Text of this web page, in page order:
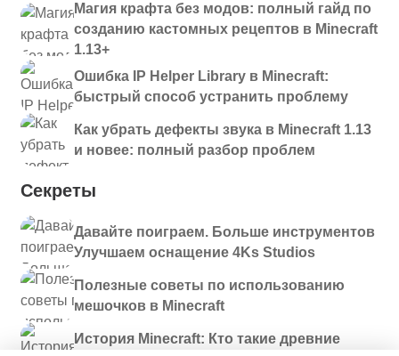
Магия крафта без модов: полный гайд по
созданию кастомных рецептов в Minecraft
1.13+
Ошибка IP Helper Library в Minecraft:
быстрый способ устранить проблему
Как убрать дефекты звука в Minecraft 1.13
и новее: полный разбор проблем
Секреты
Давайте поиграем. Больше инструментов
Улучшаем оснащение 4Ks Studios
Полезные советы по использованию
мешочков в Minecraft
История Minecraft: Кто такие древние